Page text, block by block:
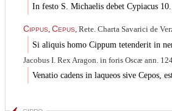
In festo S. Michaelis debet Cypiacus
Cippus, Cepus, Rete. Charta Savarici de
Si aliquis homo Cippum tetenderit in
Jacobus I. Rex Aragon. in foris Oscæ ann.
Venatio cadens in laqueos sive Cepos,